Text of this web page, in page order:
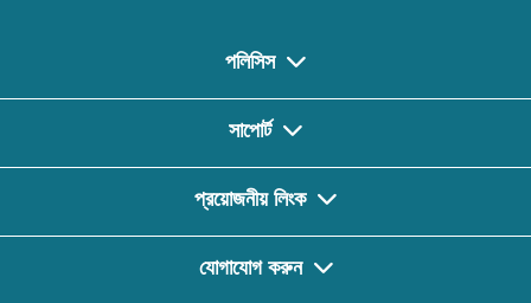
পলিসিস
সাপোর্ট
প্রয়োজনীয় লিংক
যোগাযোগ করুন